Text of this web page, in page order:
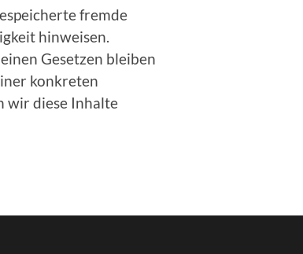
fremde
hinweisen.
Gesetzen bleiben
konkreten
wir diese Inhalte